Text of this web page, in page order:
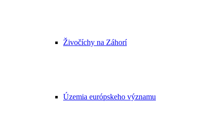
Živočíchy na Záhorí
Územia európskeho významu